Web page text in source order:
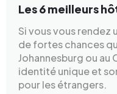
Les 6 meilleurs
Si vous vous rendez
de fortes chances
Johannesburg ou au
identité unique et
pour les étrangers.